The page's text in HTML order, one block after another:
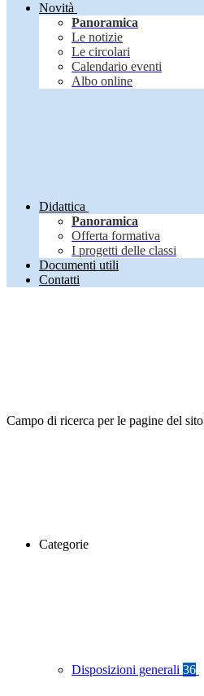
Novità
Panoramica
Le notizie
Le circolari
Calendario eventi
Albo online
Didattica
Panoramica
Offerta formativa
I progetti delle classi
Documenti utili
Contatti
Campo di ricerca per le pagine del sito
Categorie
Disposizioni generali 36